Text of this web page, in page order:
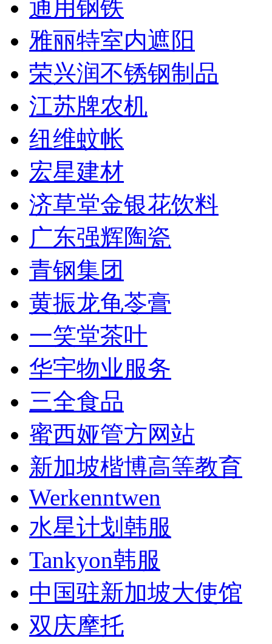
通用钢铁
雅丽特室内遮阳
荣兴润不锈钢制品
江苏牌农机
纽维蚊帐
宏星建材
济草堂金银花饮料
广东强辉陶瓷
青钢集团
黄振龙龟苓膏
一笑堂茶叶
华宇物业服务
三全食品
蜜西娅管方网站
新加坡楷博高等教育
Werkenntwen
水星计划韩服
Tankyon韩服
中国驻新加坡大使馆
双庆摩托